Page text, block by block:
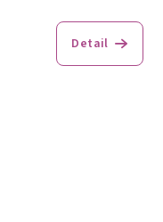
Detail